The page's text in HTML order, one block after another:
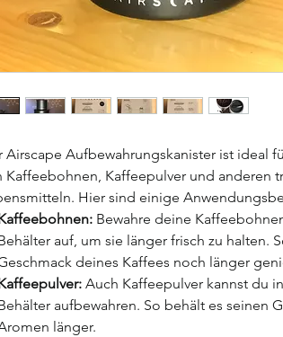
Airscape Aufbewahrungskanister ist ideal
Kaffeebohnen, Kaffeepulver und anderen
Hier sind einige
Bewahre deine
auf, um sie länger frisch zu halten.
deines Kaffees noch länger
Auch Kaffeepulver kannst du
aufbewahren. So behält es seinen
länger.